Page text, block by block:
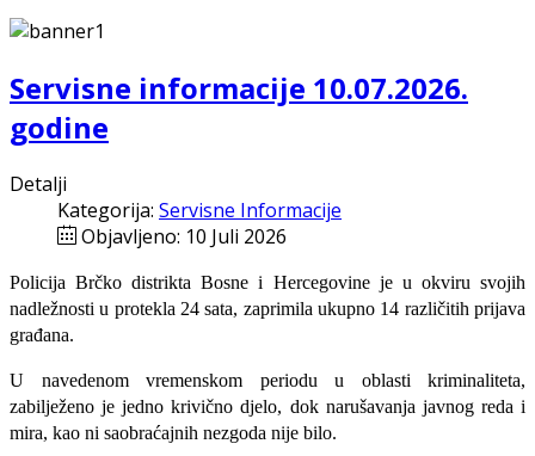
Servisne informacije 10.07.2026.
godine
Detalji
Kategorija: Servisne Informacije
Objavljeno: 10 Juli 2026
Policija Brčko distrikta Bosne i Hercegovine je u okviru svojih
nadležnosti u protekla 24 sata, zaprimila ukupno 14 različitih prijava
građana.
U navedenom vremenskom periodu u oblasti kriminaliteta,
zabilježeno je jedno krivično djelo, dok narušavanja javnog reda i
mira, kao ni saobraćajnih nezgoda nije bilo.